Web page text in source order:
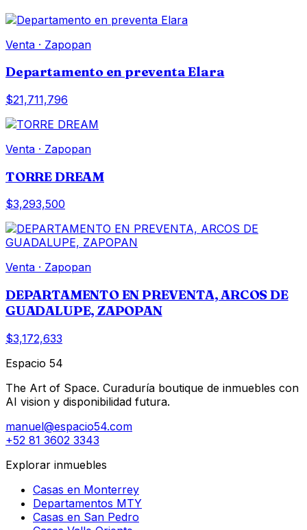
Venta · Zapopan
Departamento en preventa Elara
$21,711,796
Venta · Zapopan
TORRE DREAM
$3,293,500
Venta · Zapopan
DEPARTAMENTO EN PREVENTA, ARCOS DE
GUADALUPE, ZAPOPAN
$3,172,633
Espacio 54
The Art of Space. Curaduría boutique de inmuebles con
AI vision y disponibilidad futura.
manuel@espacio54.com
+52 81 3602 3343
Explorar inmuebles
Casas en Monterrey
Departamentos MTY
Casas en San Pedro